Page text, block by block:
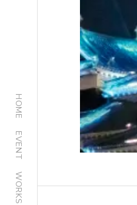
HOME
EVENT
WORKS